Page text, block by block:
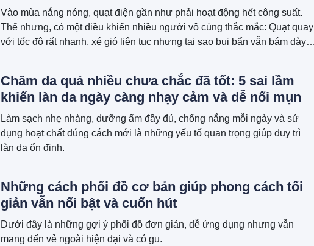
Vào mùa nắng nóng, quạt điện gần như phải hoạt động hết công suất.
Thế nhưng, có một điều khiến nhiều người vô cùng thắc mắc: Quạt quay
với tốc độ rất nhanh, xé gió liên tục nhưng tại sao bụi bẩn vẫn bám dày
Chăm da quá nhiều chưa chắc đã tốt: 5 sai lầm
khiến làn da ngày càng nhạy cảm và dễ nổi mụn
Làm sạch nhẹ nhàng, dưỡng ẩm đầy đủ, chống nắng mỗi ngày và sử
dụng hoạt chất đúng cách mới là những yếu tố quan trọng giúp duy trì
làn da ổn định.
Những cách phối đồ cơ bản giúp phong cách tối
giản vẫn nổi bật và cuốn hút
Dưới đây là những gợi ý phối đồ đơn giản, dễ ứng dụng nhưng vẫn
mang đến vẻ ngoài hiện đại và có gu.